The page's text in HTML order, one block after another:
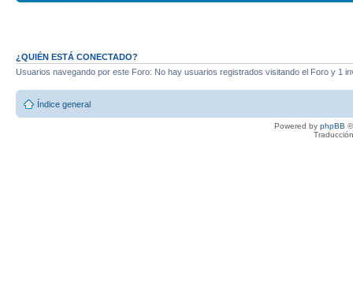
¿QUIÉN ESTÁ CONECTADO?
Usuarios navegando por este Foro: No hay usuarios registrados visitando el Foro y 1
Índice general
Powered by phpBB